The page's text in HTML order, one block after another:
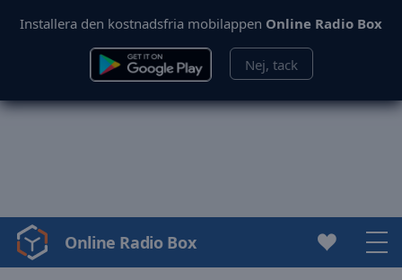
Installera den kostnadsfria mobilappen Online Radio Box
Nej, tack
Video
Player
Online Radio Box